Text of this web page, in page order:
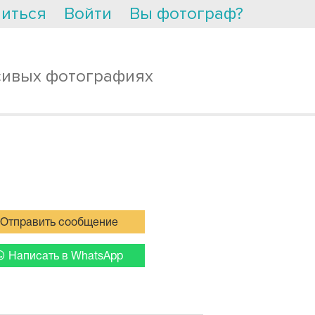
Войти Вы фотограф?
фотографиях
Отправить сообщение
Написать в WhatsApp